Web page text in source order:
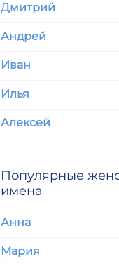
Дмитрий
Андрей
Иван
Илья
Алексей
Популярные
имена
Анна
Мария